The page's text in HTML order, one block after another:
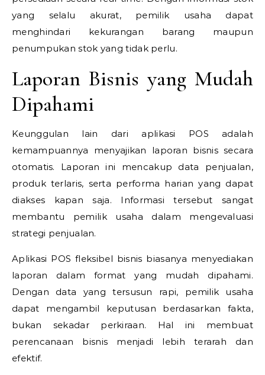
yang selalu akurat, pemilik usaha dapat
menghindari kekurangan barang maupun
penumpukan stok yang tidak perlu.
Laporan Bisnis yang Mudah
Dipahami
Keunggulan lain dari aplikasi POS adalah
kemampuannya menyajikan laporan bisnis secara
otomatis. Laporan ini mencakup data penjualan,
produk terlaris, serta performa harian yang dapat
diakses kapan saja. Informasi tersebut sangat
membantu pemilik usaha dalam mengevaluasi
strategi penjualan.
Aplikasi POS fleksibel bisnis biasanya menyediakan
laporan dalam format yang mudah dipahami.
Dengan data yang tersusun rapi, pemilik usaha
dapat mengambil keputusan berdasarkan fakta,
bukan sekadar perkiraan. Hal ini membuat
perencanaan bisnis menjadi lebih terarah dan
efektif.